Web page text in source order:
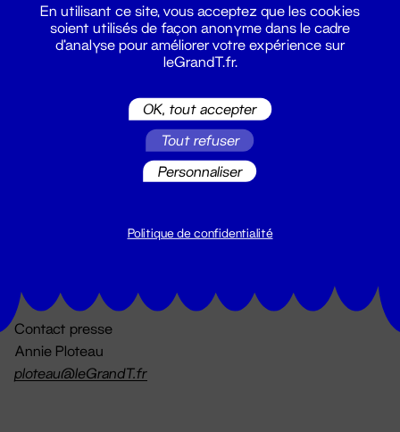
billetterie@leGrandT.fr
Du lundi au vendredi 14h → 18h
Contact presse
Annie Ploteau
ploteau@leGrandT.fr
En utilisant ce site, vous acceptez que les cookies
soient utilisés de façon anonyme dans le cadre
d'analyse pour améliorer votre expérience sur
leGrandT.fr.
OK, tout accepter
Tout refuser
Personnaliser
Politique de confidentialité